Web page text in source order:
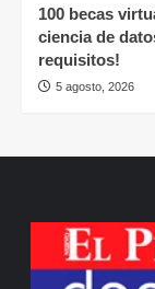
100 becas
ciencia de
requisitos!
5 agosto, 2026